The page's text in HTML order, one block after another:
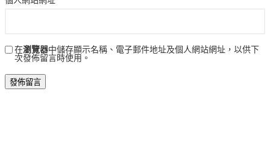
在瀏覽器中儲存顯示名稱、電子郵件地址及個人網站網址，以供下
次發佈留言時使用。